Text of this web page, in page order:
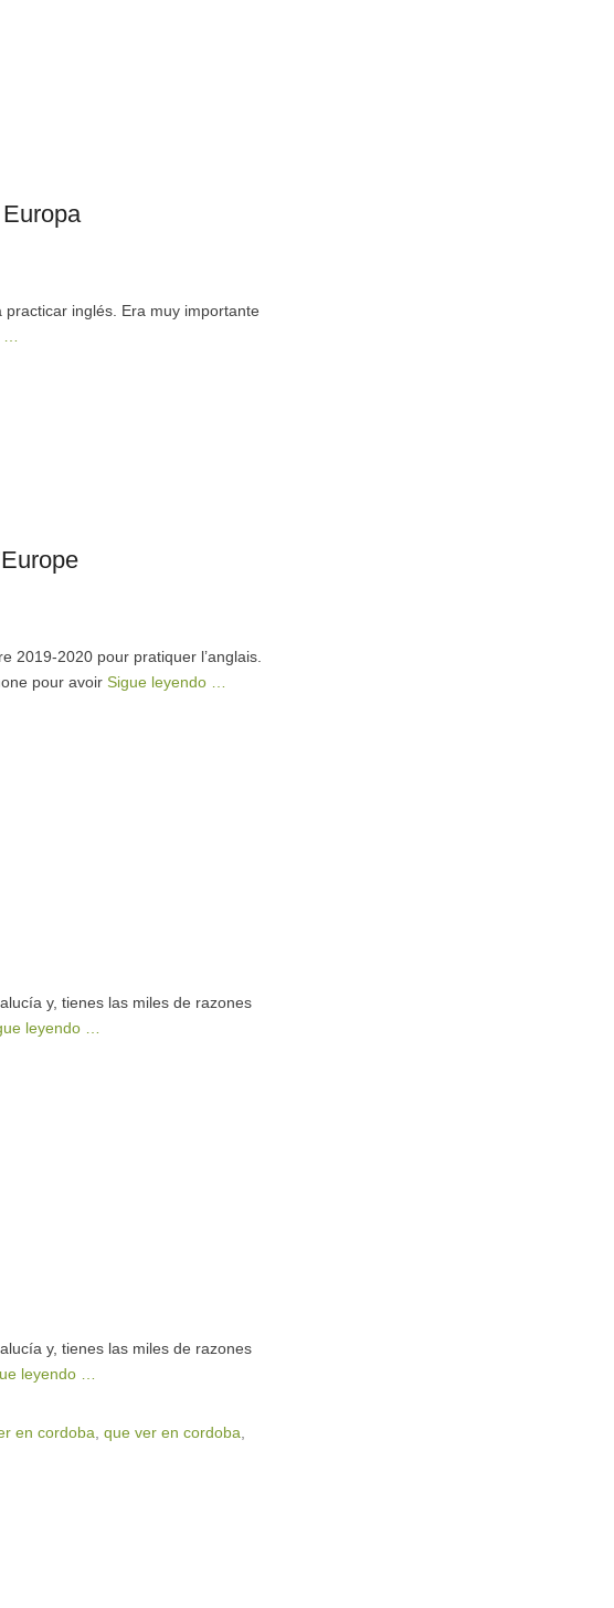
inglés. Era muy importante
2019-2020 pour pratiquer l’anglais.
pour avoir Sigue leyendo …
y, tienes las miles de razones
leyendo …
y, tienes las miles de razones
leyendo …
en cordoba que ver en cordoba